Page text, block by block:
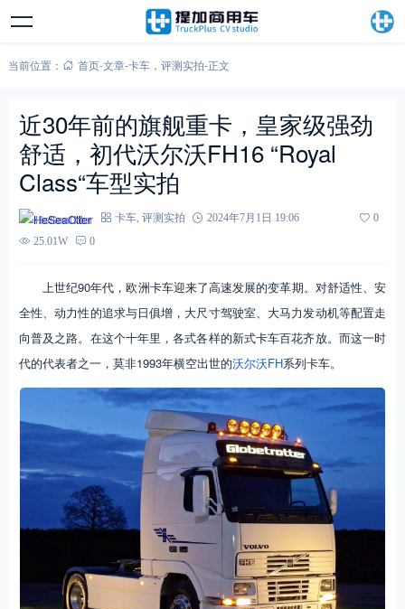
当前位置： 首页-文章-卡车， 评测实拍-正文
近30年前的旗舰重卡，皇家级强劲
舒适，初代沃尔沃FH16 “Royal
Class“车型实拍
HeSeaOtter 卡车, 评测实拍 2024年7月1日 19:06
0
25.01W
0
上世纪90年代，欧洲卡车迎来了高速发展的变革期。对舒适性、安
全性、动力性的追求与日俱增，大尺寸驾驶室、大马力发动机等配置走
向普及之路。在这个十年里，各式各样的新式卡车百花齐放。而这一时
代的代表者之一，莫非1993年横空出世的沃尔沃FH系列卡车。